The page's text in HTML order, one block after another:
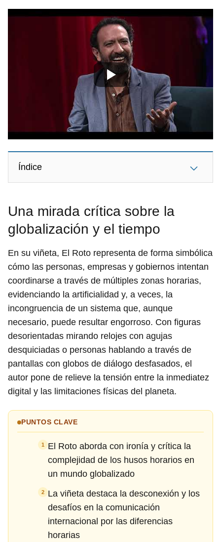
Índice
Una mirada crítica sobre la
globalización y el tiempo
En su viñeta, El Roto representa de forma simbólica
cómo las personas, empresas y gobiernos intentan
coordinarse a través de múltiples zonas horarias,
evidenciando la artificialidad y, a veces, la
incongruencia de un sistema que, aunque
necesario, puede resultar engorroso. Con figuras
desorientadas mirando relojes con agujas
desquiciadas o personas hablando a través de
pantallas con globos de diálogo desfasados, el
autor pone de relieve la tensión entre la inmediatez
digital y las limitaciones físicas del planeta.
PUNTOS CLAVE
1
El Roto aborda con ironía y crítica la
complejidad de los husos horarios en
un mundo globalizado
2
La viñeta destaca la desconexión y los
desafíos en la comunicación
internacional por las diferencias
horarias